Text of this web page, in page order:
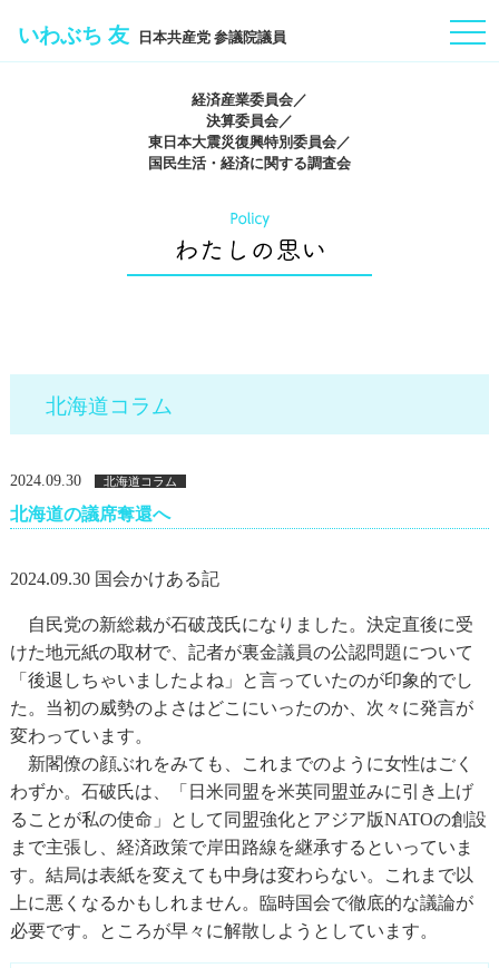
いわぶち 友 日本共産党 参議院議員
経済産業委員会／
決算委員会／
東日本大震災復興特別委員会／
国民生活・経済に関する調査会
北海道コラム
2024.09.30 北海道コラム
北海道の議席奪還へ
2024.09.30 国会かけある記
自民党の新総裁が石破茂氏になりました。決定直後に受
けた地元紙の取材で、記者が裏金議員の公認問題について
「後退しちゃいましたよね」と言っていたのが印象的でし
た。当初の威勢のよさはどこにいったのか、次々に発言が
変わっています。
新閣僚の顔ぶれをみても、これまでのように女性はごく
わずか。石破氏は、「日米同盟を米英同盟並みに引き上げ
ることが私の使命」として同盟強化とアジア版NATOの創設
まで主張し、経済政策で岸田路線を継承するといっていま
す。結局は表紙を変えても中身は変わらない。これまで以
上に悪くなるかもしれません。臨時国会で徹底的な議論が
必要です。ところが早々に解散しようとしています。